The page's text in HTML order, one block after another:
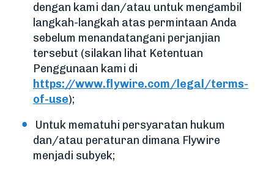
dengan kami dan/atau untuk mengambil
langkah-langkah atas permintaan Anda
sebelum menandatangani perjanjian
tersebut (silakan lihat Ketentuan
Penggunaan kami di
https://www.flywire.com/legal/terms-
of-use);
Untuk mematuhi persyaratan hukum
dan/atau peraturan dimana Flywire
menjadi subyek;